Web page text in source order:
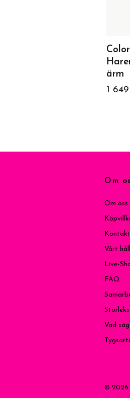
Color
ärm
1
Om
Om oss
Kontakt
Vårt
Live-
FAQ
Vad
© 2026